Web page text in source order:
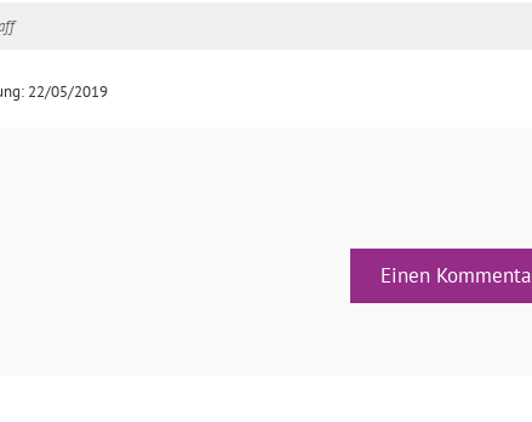
22/05/2019
Einen